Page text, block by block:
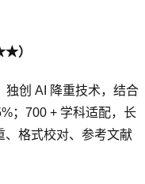
）
独创 AI 降重技术，结合
；700 + 学科适配，长
、格式校对、参考文献